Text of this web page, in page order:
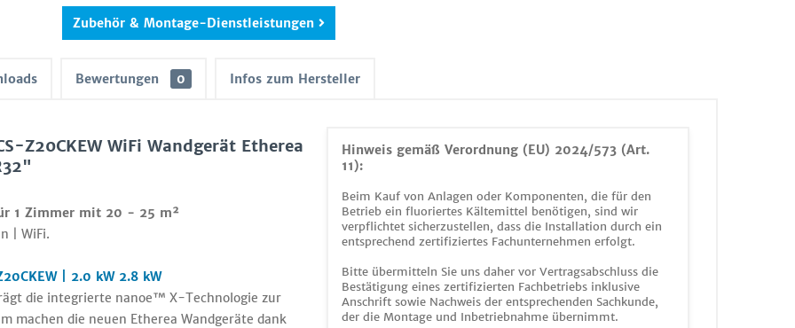
Zubehör & Montage-Dienstleistungen
Bewertungen 0 Infos zum Hersteller
Hinweis gemäß Verordnung (EU) 2024/573 (Art.
11):
Beim Kauf von Anlagen oder Komponenten, die für den
Betrieb ein fluoriertes Kältemittel benötigen, sind wir
verpflichtet sicherzustellen, dass die Installation durch ein
entsprechend zertifiziertes Fachunternehmen erfolgt.
Bitte übermitteln Sie uns daher vor Vertragsabschluss die
Bestätigung eines zertifizierten Fachbetriebs inklusive
Anschrift sowie Nachweis der entsprechenden Sachkunde,
der die Montage und Inbetriebnahme übernimmt.
Z20CKEW WiFi Wandgerät Etherea
1 Zimmer mit 20 - 25 m²
| WiFi.
| 2.0 kW 2.8 kW
die integrierte nanoe™ X-Technologie zur
machen die neuen Etherea Wandgeräte dank